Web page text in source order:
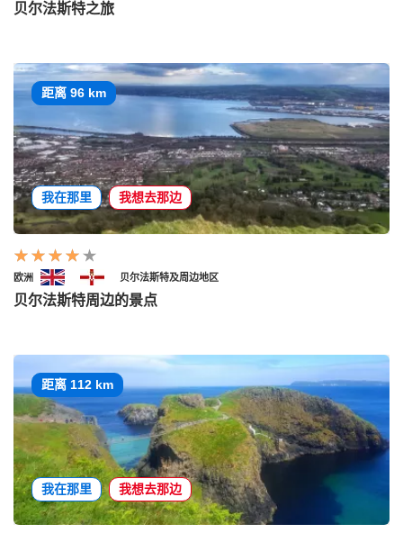
贝尔法斯特之旅
距离 96 km
我在那里 我想去那边
欧洲 贝尔法斯特及周边地区
贝尔法斯特周边的景点
距离 112 km
我在那里 我想去那边